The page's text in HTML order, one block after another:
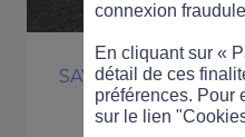
SAVOIRS UTILES
connexion
En cliquant sur «
détail de ces
préférences. Pour
sur le lien